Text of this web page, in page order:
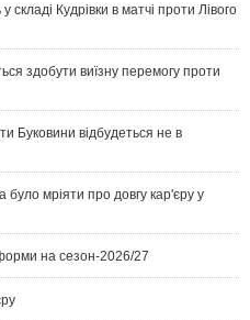
Кудрівки в матчі проти Лівого
здобути виїзну перемогу проти
Буковини відбудеться не в
мріяти про довгу кар'єру у
на сезон-2026/27